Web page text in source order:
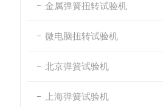
金属弹簧扭转试验机
微电脑扭转试验机
北京弹簧试验机
上海弹簧试验机